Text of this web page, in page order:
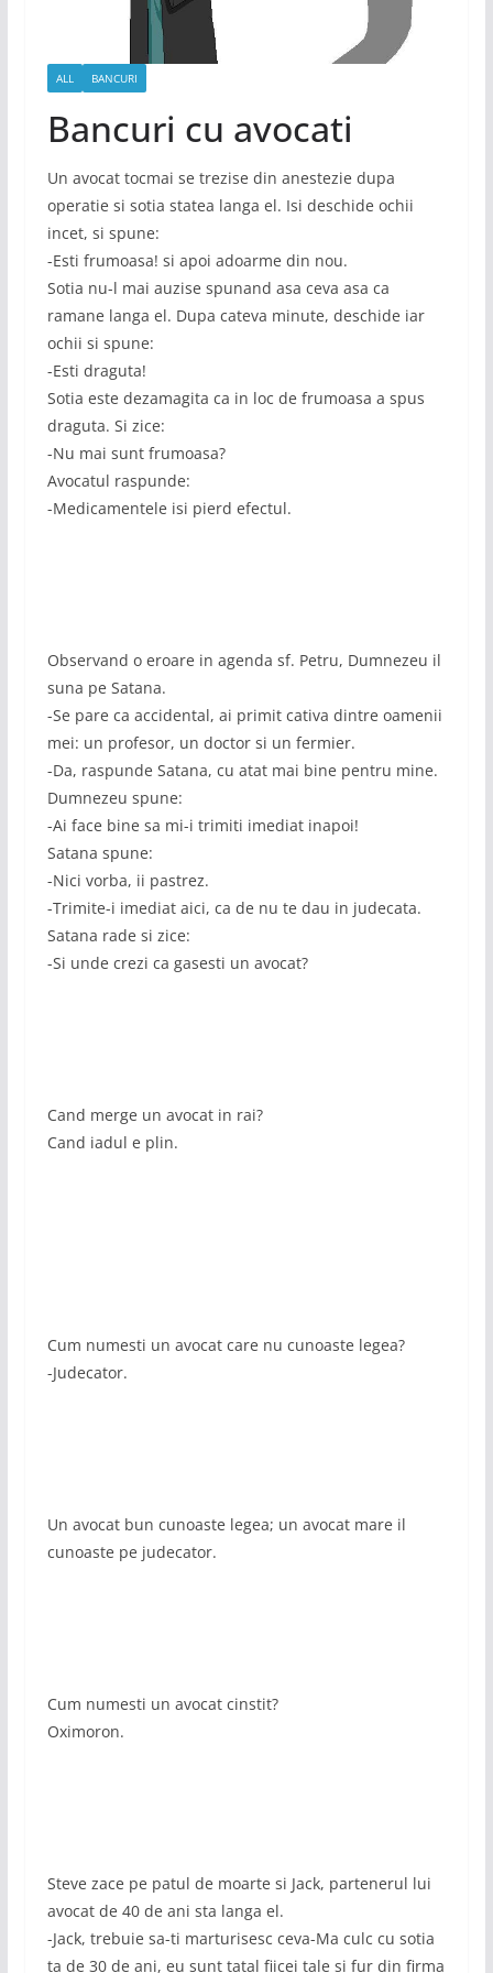
ALL BANCURI
Bancuri cu avocati
Un avocat tocmai se trezise din anestezie dupa
operatie si sotia statea langa el. Isi deschide ochii
incet, si spune:
-Esti frumoasa! si apoi adoarme din nou.
Sotia nu-l mai auzise spunand asa ceva asa ca
ramane langa el. Dupa cateva minute, deschide iar
ochii si spune:
-Esti draguta!
Sotia este dezamagita ca in loc de frumoasa a spus
draguta. Si zice:
-Nu mai sunt frumoasa?
Avocatul raspunde:
-Medicamentele isi pierd efectul.
Observand o eroare in agenda sf. Petru, Dumnezeu il
suna pe Satana.
-Se pare ca accidental, ai primit cativa dintre oamenii
mei: un profesor, un doctor si un fermier.
-Da, raspunde Satana, cu atat mai bine pentru mine.
Dumnezeu spune:
-Ai face bine sa mi-i trimiti imediat inapoi!
Satana spune:
-Nici vorba, ii pastrez.
-Trimite-i imediat aici, ca de nu te dau in judecata.
Satana rade si zice:
-Si unde crezi ca gasesti un avocat?
Cand merge un avocat in rai?
Cand iadul e plin.
Cum numesti un avocat care nu cunoaste legea?
-Judecator.
Un avocat bun cunoaste legea; un avocat mare il
cunoaste pe judecator.
Cum numesti un avocat cinstit?
Oximoron.
Steve zace pe patul de moarte si Jack, partenerul lui
avocat de 40 de ani sta langa el.
-Jack, trebuie sa-ti marturisesc ceva-Ma culc cu sotia
ta de 30 de ani, eu sunt tatal fiicei tale si fur din firma